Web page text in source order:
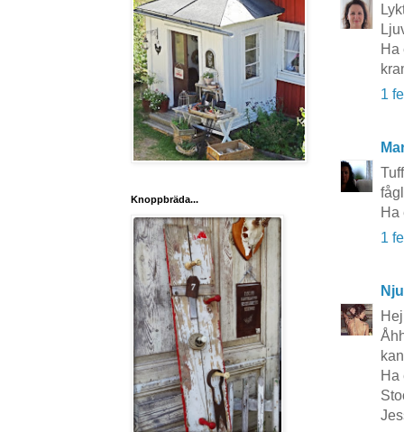
Ha
1
Ha
1
Ha
Knoppbräda...